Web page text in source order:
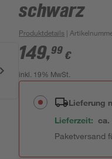
schwarz
Produktdetails |
149,99 €
inkl. 19% MwSt.
Lieferung
Lieferzeit: ca.
Paketversand